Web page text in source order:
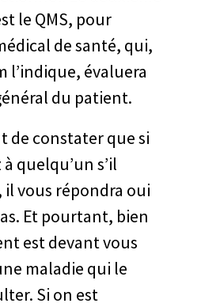
le QMS, pour
de santé, qui,
l’indique, évaluera
du patient.
de constater que si
quelqu’un s’il
il vous répondra oui
Et pourtant, bien
est devant vous
maladie qui le
Si on est